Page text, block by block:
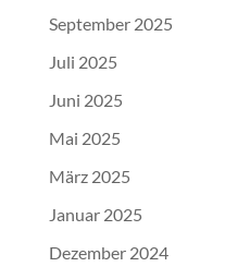
September 2025
Juli 2025
Juni 2025
Mai 2025
März 2025
Januar 2025
Dezember 2024